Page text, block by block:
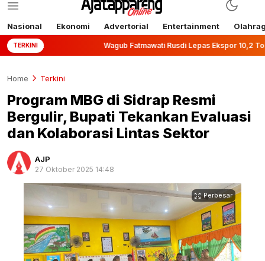
Nasional Ekonomi Advertorial Entertainment
TERKINI Wagub Fatmawati Rusdi Lepas Ekspor 10,2 Ton Kemiri Luwu
Home Terkini
Program MBG di Sidrap Resmi
Bergulir, Bupati Tekankan Evaluasi
dan Kolaborasi Lintas Sektor
AJP
27 Oktober 2025 14:48
Perbesar